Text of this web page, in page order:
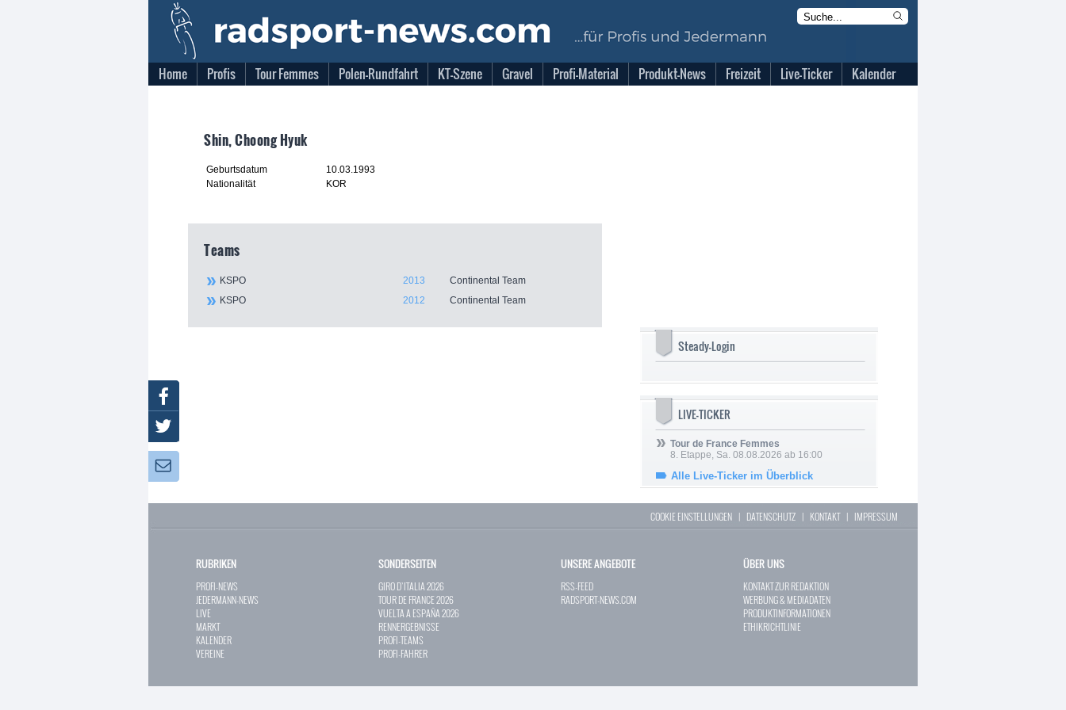
Home Profis Tour Femmes Polen-Rundfahrt KT-Szene Gravel Profi-Material Produkt-News Freizeit Live-Ticker Kalender
Shin, Choong Hyuk
Geburtsdatum
10.03.1993
Nationalität
KOR
Teams
KSPO 2013
Continental Team
KSPO
2012 Continental Team
Steady-Login
LIVE-TICKER
Tour de France Femmes
8. Etappe, Sa. 08.08.2026 ab 16:00
Alle Live-Ticker im Überblick
COOKIE EINSTELLUNGEN | DATENSCHUTZ | KONTAKT| IMPRESSUM
RUBRIKEN
PROFI-NEWS
JEDERMANN-NEWS
LIVE
MARKT
KALENDER
VEREINE
SONDERSEITEN
GIRO D`ITALIA 2026
TOUR DE FRANCE 2026
VUELTA A ESPAÑA 2026
RENNERGEBNISSE
PROFI-TEAMS
PROFI-FAHRER
UNSERE ANGEBOTE
RSS-FEED
RADSPORT-NEWS.COM
ÜBER UNS
KONTAKT ZUR REDAKTION
WERBUNG & MEDIADATEN
PRODUKTINFORMATIONEN
ETHIKRICHTLINIE